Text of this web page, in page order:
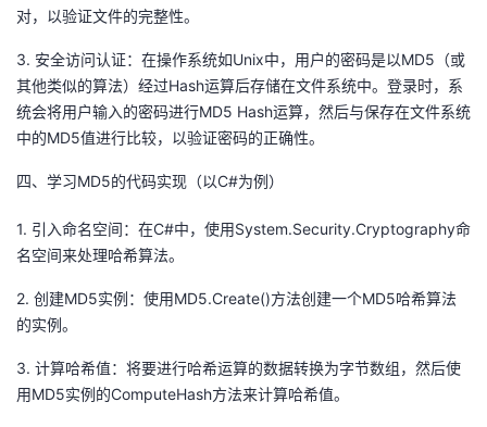
的
课
程
我
的
认
证
我
的
实
验
我
的
收
技
术
支
持
的
云
声
建
议
对，以验证文件的完整性。
3. 安全访问认证：在操作系统如Unix中，用户的密码是以MD5（或
其他类似的算法）经过Hash运算后存储在文件系统中。登录时，系
统会将用户输入的密码进行MD5 Hash运算，然后与保存在文件系统
中的MD5值进行比较，以验证密码的正确性。
四、学习MD5的代码实现（以C#为例）
1. 引入命名空间：在C#中，使用System.Security.Cryptography命
名空间来处理哈希算法。
2. 创建MD5实例：使用MD5.Create()方法创建一个MD5哈希算法
的实例。
3. 计算哈希值：将要进行哈希运算的数据转换为字节数组，然后使
用MD5实例的ComputeHash方法来计算哈希值。